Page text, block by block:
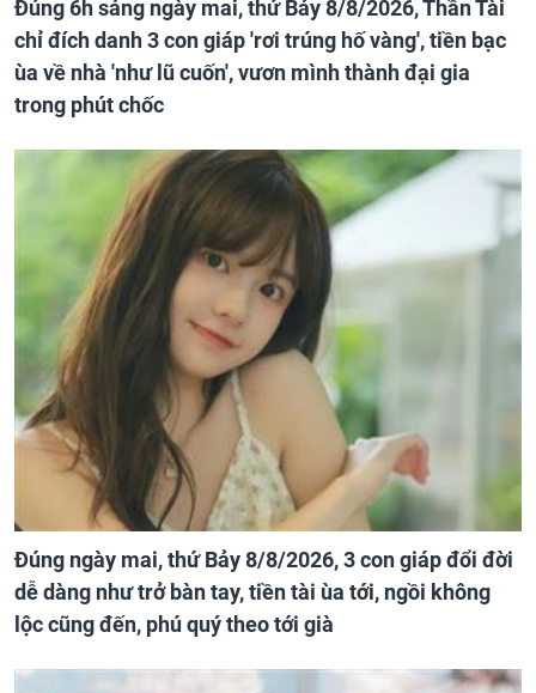
Đúng 6h sáng ngày mai, thứ Bảy 8/8/2026, Thần Tài
chỉ đích danh 3 con giáp 'rơi trúng hố vàng', tiền bạc
ùa về nhà 'như lũ cuốn', vươn mình thành đại gia
trong phút chốc
Đúng ngày mai, thứ Bảy 8/8/2026, 3 con giáp đổi đời
dễ dàng như trở bàn tay, tiền tài ùa tới, ngồi không
lộc cũng đến, phú quý theo tới già